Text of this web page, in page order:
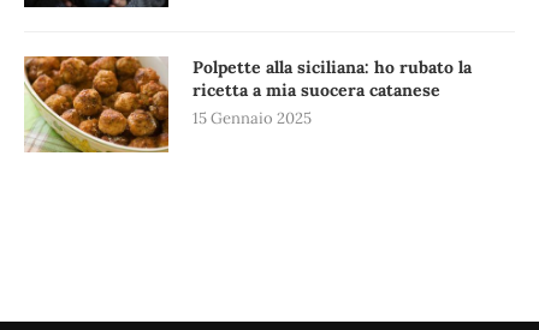
Polpette alla siciliana: ho rubato la
ricetta a mia suocera catanese
15 Gennaio 2025